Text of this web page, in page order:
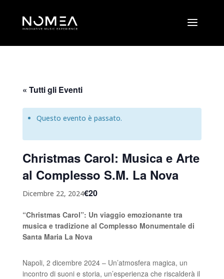
« Tutti gli Eventi
Questo evento è passato.
Christmas Carol: Musica e Arte
al Complesso S.M. La Nova
Dicembre 22, 2024€20
“Christmas Carol”: Un viaggio emozionante tra
musica e tradizione al Complesso Monumentale di
Santa Maria La Nova
Napoli, 2 dicembre 2024 – Un’atmosfera magica, un
incontro di suoni e storia, un’esperienza che riscalderà il